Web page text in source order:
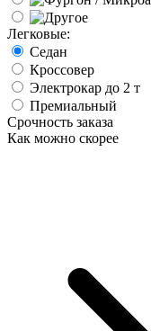
Легковые:
Седан
Кроссовер
Электрокар до 2 т
Премиальный
Срочность заказа
Как можно скорее